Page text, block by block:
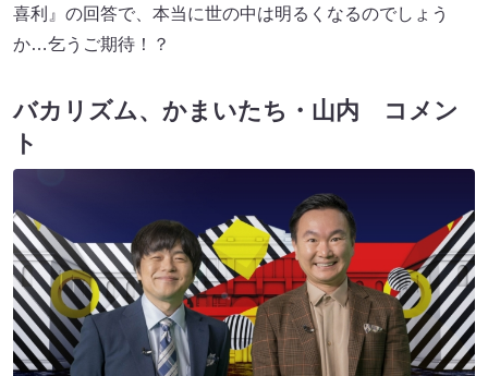
喜利』の回答で、本当に世の中は明るくなるのでしょう
か…乞うご期待！？
バカリズム、かまいたち・山内 コメン
ト